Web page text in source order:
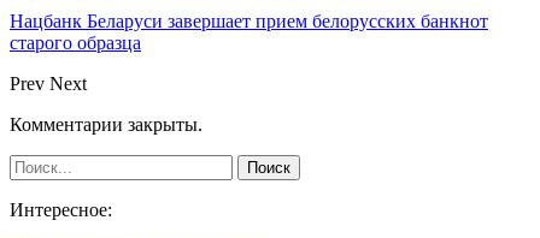
Нацбанк Беларуси завершает прием белорусских банкнот
старого образца
Prev Next
Комментарии закрыты.
Интересное: